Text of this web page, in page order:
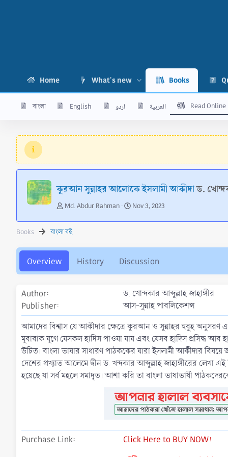
Home What's new Books
বাংলা English اردو العربية Read Online
কুরআন সুন্নাহর আলোকে ইসলামী আকীদাড.
A
t
h
Md. Abdur Rahman
C
e
o
n
a
t
Nov 3, 2023
Books বাংলা বই
Overview History Discussion
Author
ড. খোন্দকার আব্দুল্লাহ জাহাঙ্গীর
Publisher
আস-সুন্নাহ পাবলিকেশন্স
আমাদের বিশ্বাস যে আকীদার ক্ষেত্রে কুরআন ও সুন্নাহর হুবুহ অনুসরণ
মুবারাক যুগে যেসকল হাদিস পাওয়া যায় এবং যেসব হাদিস প্রসিদ্ধ আর
উচিত। বাংলা ভাষার সাধারণ পাঠককের যারা ইসলামী আকীদার
দেশের প্রখ্যাত আলেমে দ্বীন ড. খন্দকার আব্দুল্লাহ জাহাঙ্গীরের
হয়েছে যা সর্ব মহলে সমাদৃত। আশা করি তা বাংলা ভাষাভাষী
Purchase Link
Click Here to BUY NOW!